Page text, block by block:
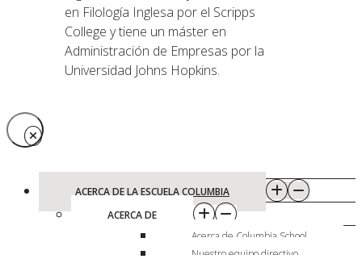
en Filología Inglesa por el Scripps
College y tiene un máster en
Administración de Empresas por la
Universidad Johns Hopkins.
ACERCA DE LA ESCUELA COLUMBIA
ACERCA DE
Acerca de Columbia School
Nuestro equipo directivo